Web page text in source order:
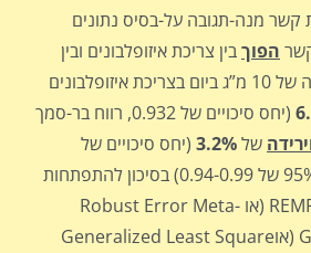
מנה-תגובה על-בסיס נתונים
הפוךבין צריכת איזופלבונים ובין
הסיכון לסרטן שד: עליה של 10 מ”ג ביום בצריכת איזופלבונים
(יחס סיכויים של 0.932, רווח בר-סמך
של3.2% (יחס סיכויים של
0.968, רווח בר-סמך 95% של 0.94-0.99) בסיכון להתפתחות
סרטן שד בניתוח לפי REMR (או Robust Error Meta-
Regression) או GLST (אוGeneralized Least Square